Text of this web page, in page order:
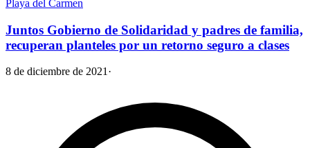
Playa del Carmen
Juntos Gobierno de Solidaridad y padres de familia,
recuperan planteles por un retorno seguro a clases
8 de diciembre de 2021 ·